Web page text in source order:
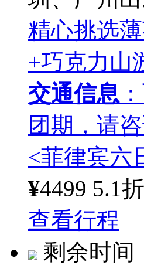
精心挑选
+巧克力山
交通信息
团期，请
<菲律宾六
¥4499 5.1折
查看行程
剩余时间